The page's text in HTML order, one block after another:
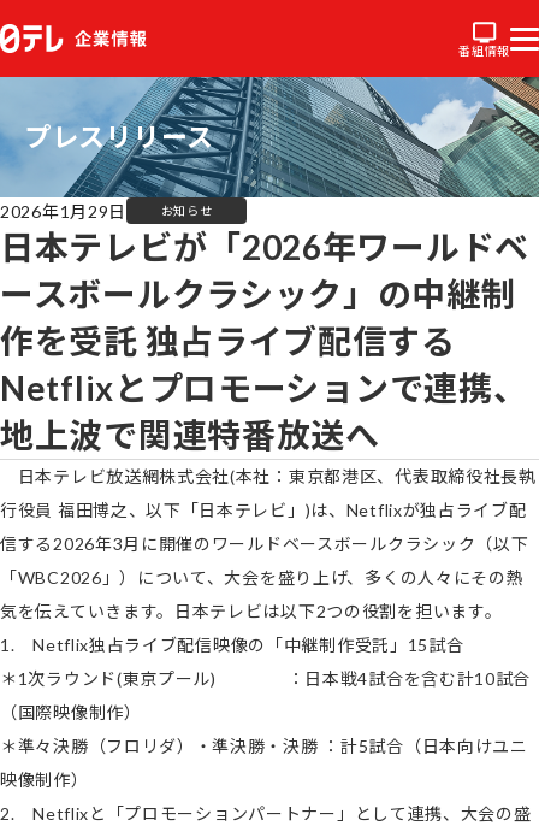
番組情報
プレスリリース
2026年1月29日 お知らせ
日本テレビが「2026年ワールドベ
ースボールクラシック」の中継制
作を受託 独占ライブ配信する
Netflixとプロモーションで連携、
地上波で関連特番放送へ
日本テレビ放送網株式会社(本社：東京都港区、代表取締役社長執
行役員 福田博之、以下「日本テレビ」)は、Netflixが独占ライブ配
信する2026年3月に開催のワールドベースボールクラシック（以下
「WBC2026」）について、大会を盛り上げ、多くの人々にその熱
気を伝えていきます。日本テレビは以下2つの役割を担います。
1. Netflix独占ライブ配信映像の「中継制作受託」15試合
＊1次ラウンド(東京プール) ：日本戦4試合を含む計10試合
（国際映像制作）
＊準々決勝（フロリダ）・準決勝・決勝 ：計5試合（日本向けユニ
映像制作）
2. Netflixと「プロモーションパートナー」として連携、大会の盛